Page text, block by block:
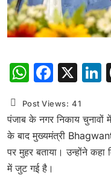
X
Post Views: 41
पंजाब के नगर निकाय चुनावों
के बाद मुख्यमंत्री
पर मुहर बताया। उन्होंने
में जुट गई है।